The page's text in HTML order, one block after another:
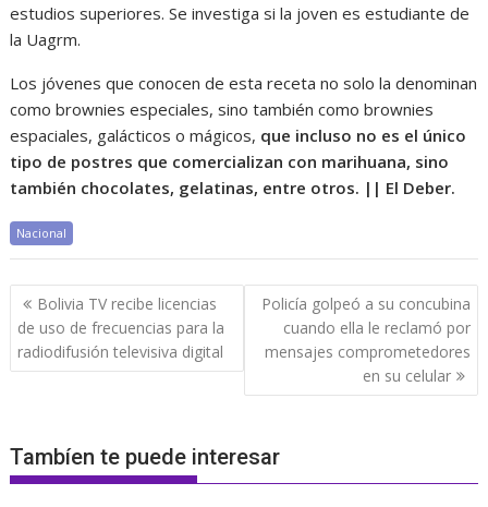
estudios superiores. Se investiga si la joven es estudiante de
la Uagrm.
Los jóvenes que conocen de esta receta no solo la denominan
como brownies especiales, sino también como brownies
espaciales, galácticos o mágicos, que incluso no es el único
tipo de postres que comercializan con marihuana, sino
también chocolates, gelatinas, entre otros. || El Deber.
Nacional
Navegación
de
entradas
Bolivia TV recibe licencias
de uso de frecuencias para la
radiodifusión televisiva digital
Policía golpeó a su concubina
cuando ella le reclamó por
mensajes comprometedores
en su celular
Tambíen te puede interesar